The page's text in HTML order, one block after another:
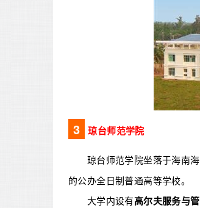
3 琼台师范学院
琼台师范学院坐落于海南海
的公办全日制普通高等学校。
大学内设有高尔夫服务与